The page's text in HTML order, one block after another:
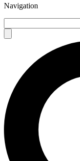
Navigation